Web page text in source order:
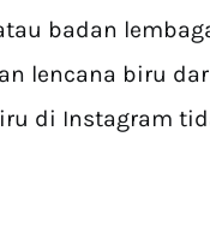
badan
lencana biru
di Instagram